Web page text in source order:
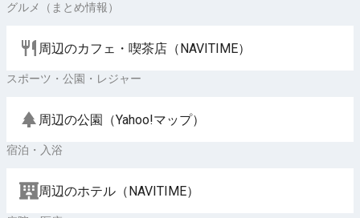
グルメ（まとめ情報）
周辺のカフェ・喫茶店（NAVITIME）
スポーツ・公園・レジャー
周辺の公園（Yahoo!マップ）
宿泊・入浴
周辺のホテル（NAVITIME）